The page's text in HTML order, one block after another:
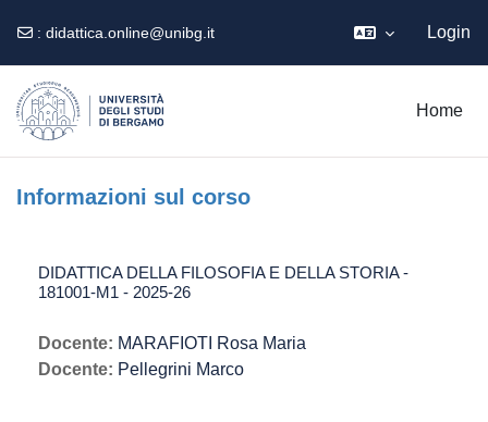
: didattica.online@unibg.it Login
Home
Informazioni sul corso
DIDATTICA DELLA FILOSOFIA E DELLA STORIA -
181001-M1 - 2025-26
Docente: MARAFIOTI Rosa Maria
Docente: Pellegrini Marco